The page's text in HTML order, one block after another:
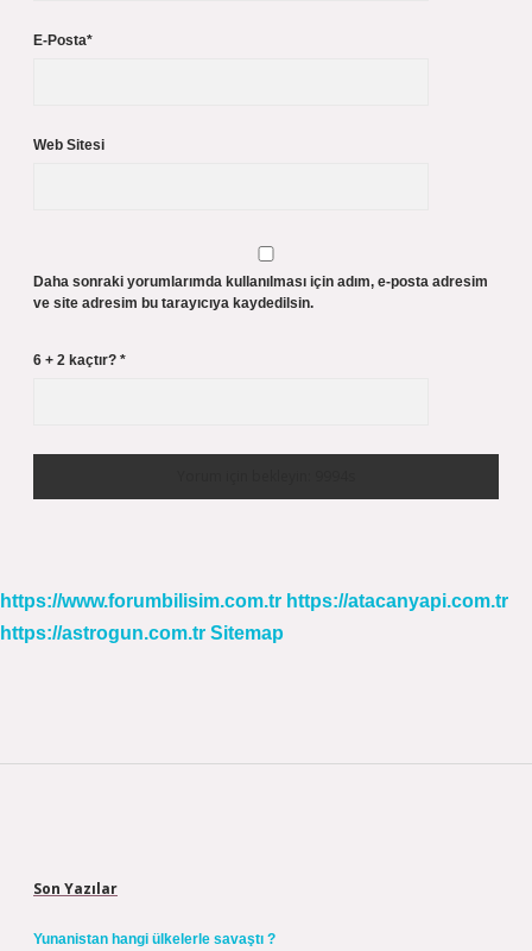
E-Posta*
Web Sitesi
Daha sonraki yorumlarımda kullanılması için adım, e-posta adresim
ve site adresim bu tarayıcıya kaydedilsin.
6 + 2 kaçtır? *
https://www.forumbilisim.com.tr https://atacanyapi.com.tr
https://astrogun.com.tr Sitemap
Son Yazılar
Yunanistan hangi ülkelerle savaştı ?